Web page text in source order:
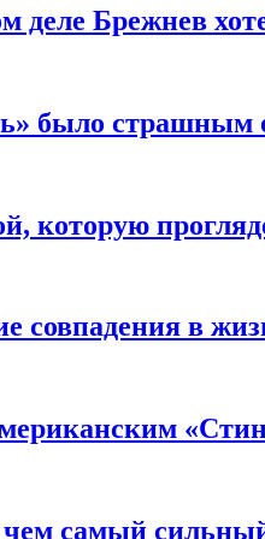
Брежнев
было страшным
которую
совпадения в
самый